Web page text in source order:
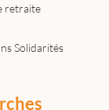
retraite
Solidarités